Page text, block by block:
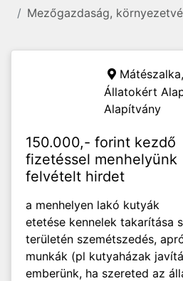
Mezőgazdaság,
Mátészalka,
Állatokért
Alapítvány
150.000,- forint kezdő
fizetéssel menhelyünk
felvételt hirdet
a menhelyen lakó kutyák
etetése kennelek takarítása
területén szemétszedés,
munkák (pl kutyaházak
emberünk, ha szereted az